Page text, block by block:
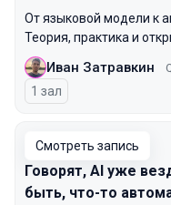
От языковой модели к
Теория, практика и
Иван Затравкин
1 зал
Смотреть запись
Говорят, AI уже
быть, что-то